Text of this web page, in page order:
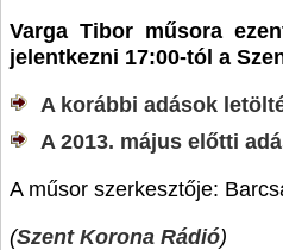
Varga Tibor műsora
jelentkezni 17:00-tól a
A korábbi adások
A 2013. május előtti
A műsor szerkesztője:
(Szent Korona Rádió)